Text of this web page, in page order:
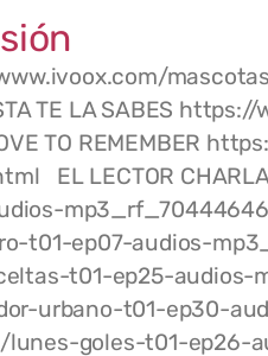
www.ivoox.com/
TE LA SABES
TO REMEMBER
EL LECTOR
t01-ep07-audios-
t01-ep25-audios-
urbano-t01-ep30-
lunes-goles-t01-